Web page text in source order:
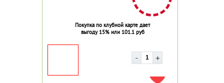
Покупка по клубной карте дает
выгоду 15% или 101.1 руб
ДОБАВИТЬ В ИЗБРАННОЕ